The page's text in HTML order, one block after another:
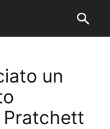
un
Pratchett